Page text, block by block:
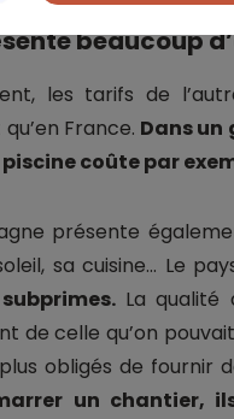
beaucoup
les tarifs de
France. Dans un
coûte par
présente
sa cuisine... Le
La qualité
de celle qu’on
obligés de fournir
un chantier,